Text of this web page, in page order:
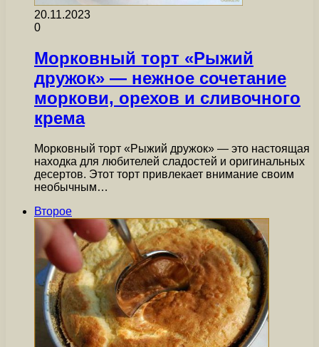
20.11.2023
0
Морковный торт «Рыжий
дружок» — нежное сочетание
моркови, орехов и сливочного
крема
Морковный торт «Рыжий дружок» — это настоящая
находка для любителей сладостей и оригинальных
десертов. Этот торт привлекает внимание своим
необычным…
Второе